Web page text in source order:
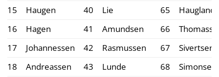
15
Haugen 40 Lie 65
Haugland
16
Hagen 41 Amundsen 66
17
Johannessen 42 Rasmussen 67
Sivertsen
18
Andreassen 43 Lunde 68
Simonsen